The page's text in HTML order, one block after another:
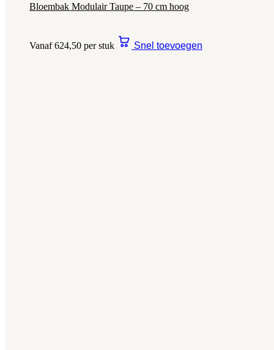
Bloembak Modulair Taupe – 70 cm hoog
Vanaf 624,50 per stuk Snel toevoegen